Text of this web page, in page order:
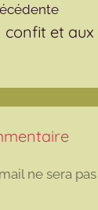
et aux
ne sera